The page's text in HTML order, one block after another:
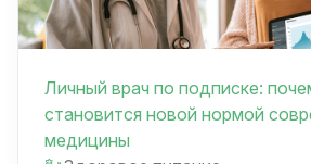
Личный врач по подписке:
становится новой нормой
медицины